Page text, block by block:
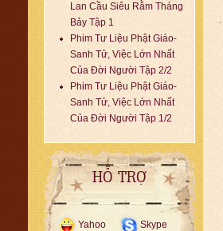
Lan Cầu Siêu Rằm Tháng
Bảy Tập 1
Phim Tư Liệu Phật Giáo-
Sanh Tử, Việc Lớn Nhất
Của Đời Người Tập 2/2
Phim Tư Liệu Phật Giáo-
Sanh Tử, Việc Lớn Nhất
Của Đời Người Tập 1/2
HỖ TRỢ
Yahoo Skype